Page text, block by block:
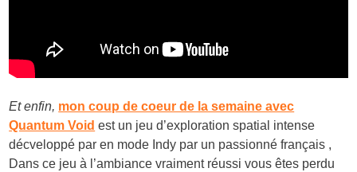
Et enfin, mon coup de coeur de la semaine avec
Quantum Void est un jeu d’exploration spatial intense
décveloppé par en mode Indy par un passionné français ,
Dans ce jeu à l’ambiance vraiment réussi vous êtes perdu